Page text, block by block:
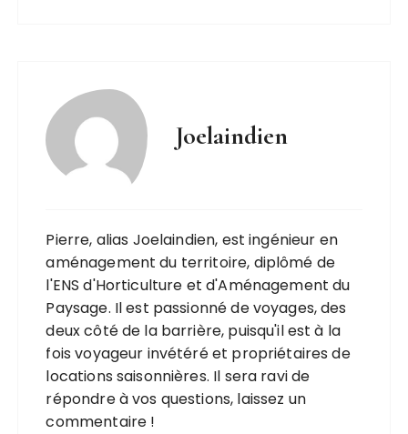
Joelaindien
Pierre, alias Joelaindien, est ingénieur en
aménagement du territoire, diplômé de
l'ENS d'Horticulture et d'Aménagement du
Paysage. Il est passionné de voyages, des
deux côté de la barrière, puisqu'il est à la
fois voyageur invétéré et propriétaires de
locations saisonnières. Il sera ravi de
répondre à vos questions, laissez un
commentaire !